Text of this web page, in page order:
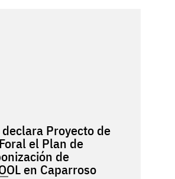
Proyecto de
el Plan de
de
en Caparroso